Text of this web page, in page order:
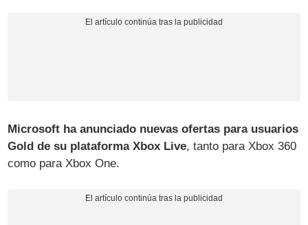
Microsoft ha anunciado nuevas ofertas para usuarios
Gold de su plataforma Xbox Live, tanto para Xbox 360
como para Xbox One.